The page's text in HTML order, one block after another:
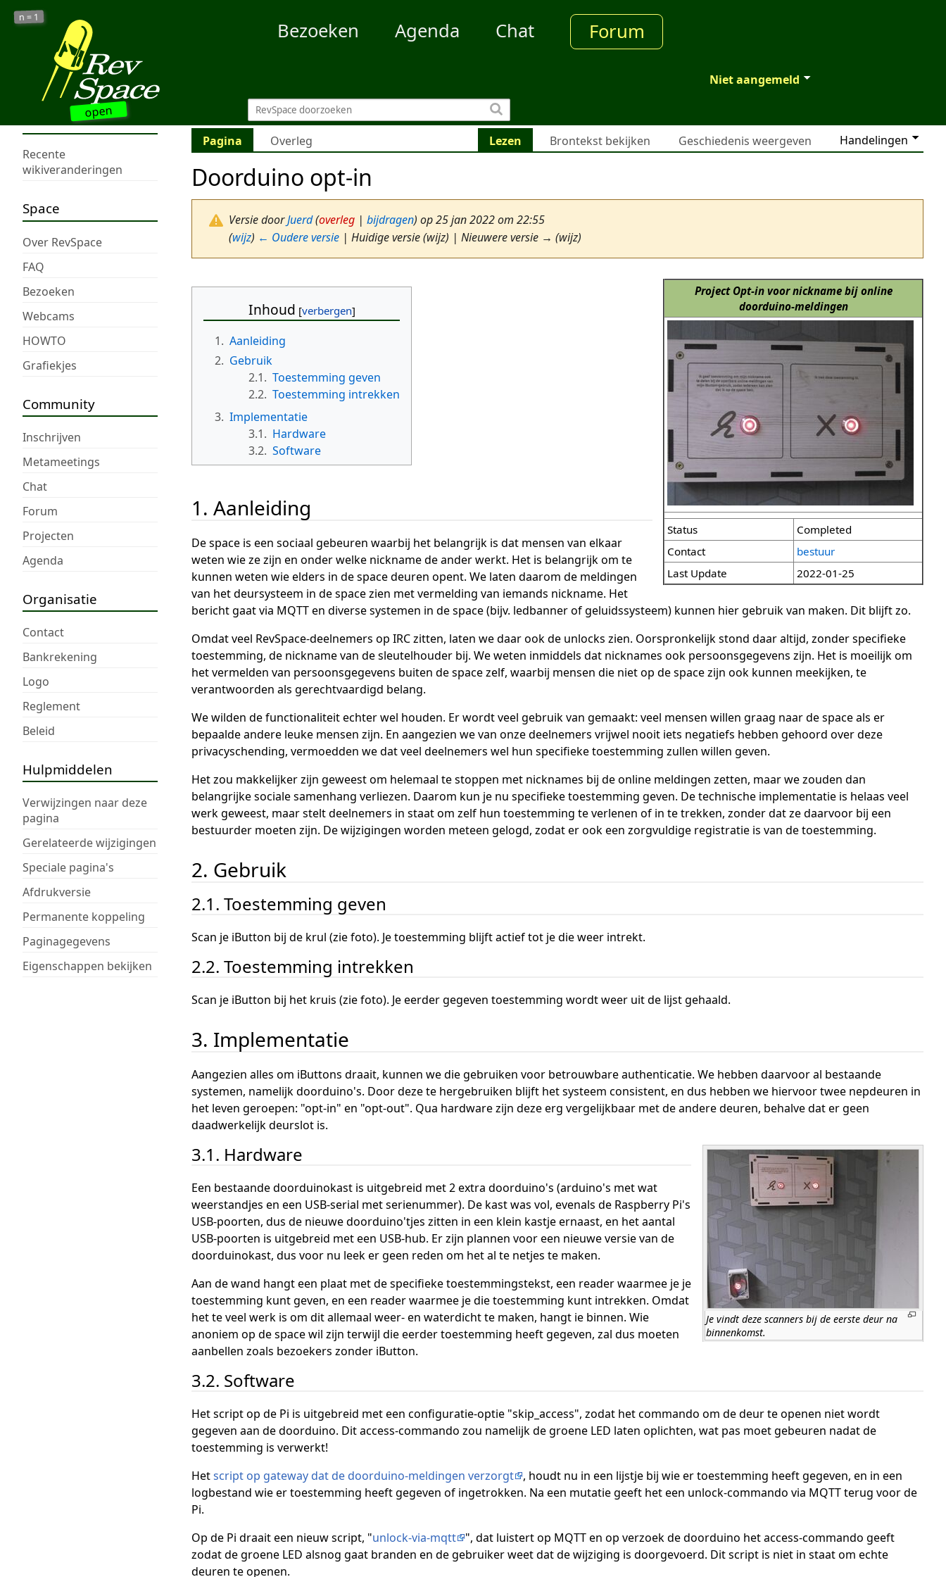
open
n = 1
Bezoeken Agenda Chat Forum
Niet aangemeld
Recente
wikiveranderingen
Space
Over RevSpace
FAQ
Bezoeken
Webcams
HOWTO
Grafiekjes
Community
Inschrijven
Metameetings
Chat
Forum
Projecten
Agenda
Organisatie
Contact
Bankrekening
Logo
Reglement
Beleid
Hulpmiddelen
Verwijzingen naar deze
pagina
Gerelateerde wijzigingen
Speciale pagina's
Afdrukversie
Permanente koppeling
Paginagegevens
Eigenschappen bekijken
Pagina Overleg Handelingen
Lezen Brontekst bekijken Geschiedenis weergeven
Doorduino opt-in
Versie doorJuerd(overleg | bijdragen) op 25 jan 2022 om 22:55
(wijz) ← Oudere versie | Huidige versie (wijz) | Nieuwere versie → (wijz)
Project Opt-in voor nickname bij online
doorduino-meldingen
Status
Completed
Contact
bestuur
Last Update
2022-01-25
Inhoud
1. Aanleiding
2. Gebruik
2.1. Toestemming geven
2.2. Toestemming intrekken
3. Implementatie
3.1. Hardware
3.2. Software
1. Aanleiding
De space is een sociaal gebeuren waarbij het belangrijk is dat mensen van elkaar
weten wie ze zijn en onder welke nickname de ander werkt. Het is belangrijk om te
kunnen weten wie elders in de space deuren opent. We laten daarom de meldingen
van het deursysteem in de space zien met vermelding van iemands nickname. Het
bericht gaat via MQTT en diverse systemen in de space (bijv. ledbanner of geluidssysteem) kunnen hier gebruik van maken. Dit blijft zo.
Omdat veel RevSpace-deelnemers op IRC zitten, laten we daar ook de unlocks zien. Oorspronkelijk stond daar altijd, zonder specifieke
toestemming, de nickname van de sleutelhouder bij. We weten inmiddels dat nicknames ook persoonsgegevens zijn. Het is moeilijk om
het vermelden van persoonsgegevens buiten de space zelf, waarbij mensen die niet op de space zijn ook kunnen meekijken, te
verantwoorden als gerechtvaardigd belang.
We wilden de functionaliteit echter wel houden. Er wordt veel gebruik van gemaakt: veel mensen willen graag naar de space als er
bepaalde andere leuke mensen zijn. En aangezien we van onze deelnemers vrijwel nooit iets negatiefs hebben gehoord over deze
privacyschending, vermoedden we dat veel deelnemers wel hun specifieke toestemming zullen willen geven.
Het zou makkelijker zijn geweest om helemaal te stoppen met nicknames bij de online meldingen zetten, maar we zouden dan
belangrijke sociale samenhang verliezen. Daarom kun je nu specifieke toestemming geven. De technische implementatie is helaas veel
werk geweest, maar stelt deelnemers in staat om zelf hun toestemming te verlenen of in te trekken, zonder dat ze daarvoor bij een
bestuurder moeten zijn. De wijzigingen worden meteen gelogd, zodat er ook een zorgvuldige registratie is van de toestemming.
2. Gebruik
2.1. Toestemming geven
Scan je iButton bij de krul (zie foto). Je toestemming blijft actief tot je die weer intrekt.
2.2. Toestemming intrekken
Scan je iButton bij het kruis (zie foto). Je eerder gegeven toestemming wordt weer uit de lijst gehaald.
3. Implementatie
Aangezien alles om iButtons draait, kunnen we die gebruiken voor betrouwbare authenticatie. We hebben daarvoor al bestaande
systemen, namelijk doorduino's. Door deze te hergebruiken blijft het systeem consistent, en dus hebben we hiervoor twee nepdeuren in
het leven geroepen: "opt-in" en "opt-out". Qua hardware zijn deze erg vergelijkbaar met de andere deuren, behalve dat er geen
daadwerkelijk deurslot is.
Je vindt deze scanners bij de eerste deur na
binnenkomst.
3.1. Hardware
Een bestaande doorduinokast is uitgebreid met 2 extra doorduino's (arduino's met wat
weerstandjes en een USB-serial met serienummer). De kast was vol, evenals de Raspberry Pi's
USB-poorten, dus de nieuwe doorduino'tjes zitten in een klein kastje ernaast, en het aantal
USB-poorten is uitgebreid met een USB-hub. Er zijn plannen voor een nieuwe versie van de
doorduinokast, dus voor nu leek er geen reden om het al te netjes te maken.
Aan de wand hangt een plaat met de specifieke toestemmingstekst, een reader waarmee je je
toestemming kunt geven, en een reader waarmee je die toestemming kunt intrekken. Omdat
het te veel werk is om dit allemaal weer- en waterdicht te maken, hangt ie binnen. Wie
anoniem op de space wil zijn terwijl die eerder toestemming heeft gegeven, zal dus moeten
aanbellen zoals bezoekers zonder iButton.
3.2. Software
Het script op de Pi is uitgebreid met een configuratie-optie "skip_access", zodat het commando om de deur te openen niet wordt
gegeven aan de doorduino. Dit access-commando zou namelijk de groene LED laten oplichten, wat pas moet gebeuren nadat de
toestemming is verwerkt!
Hetscript op gateway dat de doorduino-meldingen verzorgt
, houdt nu in een lijstje bij wie er toestemming heeft gegeven, en in een
logbestand wie er toestemming heeft gegeven of ingetrokken. Na een mutatie geeft het een unlock-commando via MQTT terug voor de
Pi.
Op de Pi draait een nieuw script, "unlock-via-mqtt
", dat luistert op MQTT en op verzoek de doorduino het access-commando geeft
zodat de groene LED alsnog gaat branden en de gebruiker weet dat de wijziging is doorgevoerd. Dit script is niet in staat om echte
deuren te openen.